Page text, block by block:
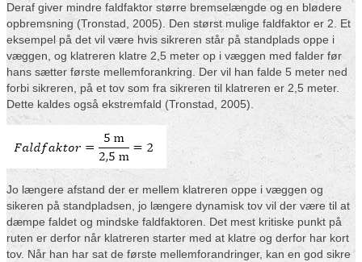
Deraf giver mindre faldfaktor større bremselængde og en blødere
opbremsning (Tronstad, 2005). Den størst mulige faldfaktor er 2. Et
eksempel på det vil være hvis sikreren står på standplads oppe i
væggen, og klatreren klatre 2,5 meter op i væggen med falder før
hans sætter første mellemforankring. Der vil han falde 5 meter ned
forbi sikreren, på et tov som fra sikreren til klatreren er 2,5 meter.
Dette kaldes også ekstremfald (Tronstad, 2005).
Jo længere afstand der er mellem klatreren oppe i væggen og
sikeren på standpladsen, jo længere dynamisk tov vil der være til at
dæmpe faldet og mindske faldfaktoren. Det mest kritiske punkt på
ruten er derfor når klatreren starter med at klatre og derfor har kort
tov. Når han har sat de første mellemforandringer, kan en god sikre